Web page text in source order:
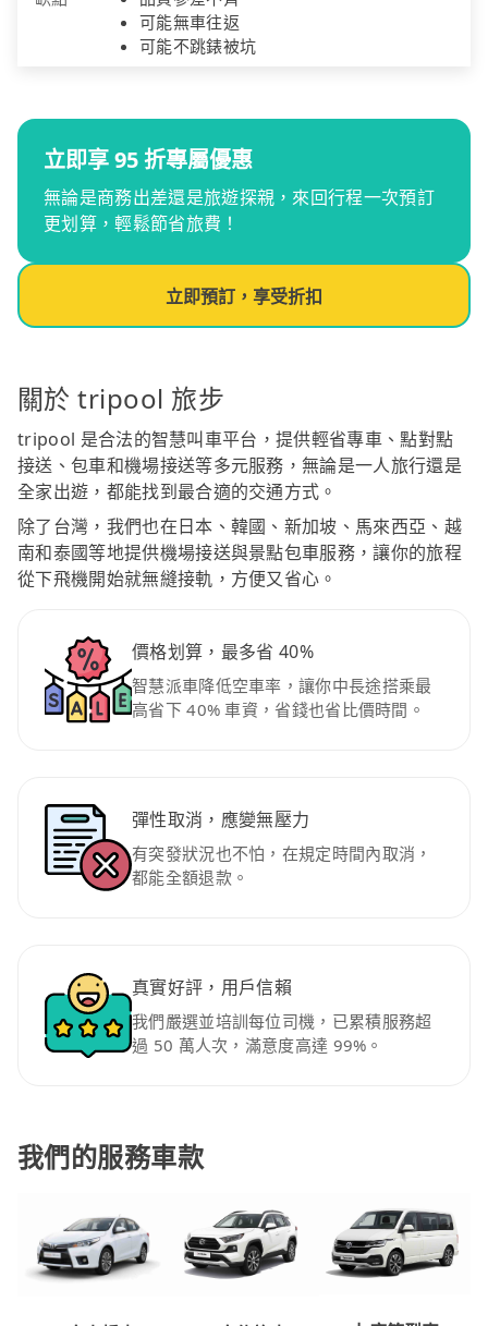
可能無車往返
可能不跳錶被坑
立即享 95 折專屬優惠
無論是商務出差還是旅遊探親，來回行程一次預訂
更划算，輕鬆節省旅費！
立即預訂，享受折扣
關於 tripool 旅步
tripool 是合法的智慧叫車平台，提供輕省專車、點對點
接送、包車和機場接送等多元服務，無論是一人旅行還是
全家出遊，都能找到最合適的交通方式。
除了台灣，我們也在日本、韓國、新加坡、馬來西亞、越
南和泰國等地提供機場接送與景點包車服務，讓你的旅程
從下飛機開始就無縫接軌，方便又省心。
價格划算，最多省 40%
智慧派車降低空車率，讓你中長途搭乘最
高省下 40% 車資，省錢也省比價時間。
彈性取消，應變無壓力
有突發狀況也不怕，在規定時間內取消，
都能全額退款。
真實好評，用戶信賴
我們嚴選並培訓每位司機，已累積服務超
過 50 萬人次，滿意度高達 99%。
我們的服務車款